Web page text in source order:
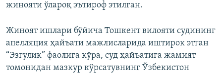
жинояти ўлароқ эътироф этилган.
Жиноят ишлари бўйича Тошкент вилояти судининг
апелляция ҳайъати мажлисларида иштирок этган
“Эзгулик” фаолига кўра, суд ҳайъатига жамият
томонидан мазкур кўрсатувнинг Ўзбекистон